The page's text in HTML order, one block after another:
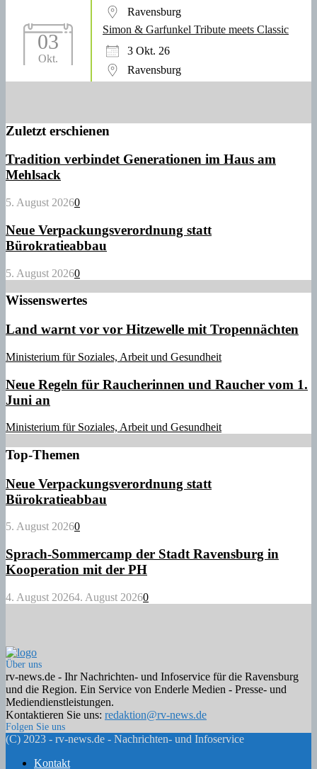
Ravensburg
03
Okt.
Simon & Garfunkel Tribute meets Classic
3 Okt. 26
Ravensburg
Zuletzt erschienen
Tradition verbindet Generationen im Haus am
Mehlsack
5. August 20260
Neue Verpackungsverordnung statt
Bürokratieabbau
5. August 20260
Wissenswertes
Land warnt vor vor Hitzewelle mit Tropennächten
Ministerium für Soziales, Arbeit und Gesundheit
Neue Regeln für Raucherinnen und Raucher vom 1.
Juni an
Ministerium für Soziales, Arbeit und Gesundheit
Top-Themen
Neue Verpackungsverordnung statt
Bürokratieabbau
5. August 20260
Sprach-Sommercamp der Stadt Ravensburg in
Kooperation mit der PH
4. August 20264. August 20260
Über uns
rv-news.de - Ihr Nachrichten- und Infoservice für die Ravensburg
und die Region. Ein Service von Enderle Medien - Presse- und
Mediendienstleistungen.
Kontaktieren Sie uns: redaktion@rv-news.de
Folgen Sie uns
Facebook
Twitter
Instagram
Email
Rss
(C) 2023 - rv-news.de - Nachrichten- und Infoservice
Kontakt